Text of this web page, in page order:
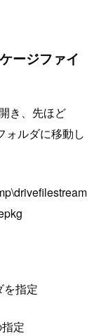
ージファイ
き、先ほど
ォルダに移動し
を指定
定